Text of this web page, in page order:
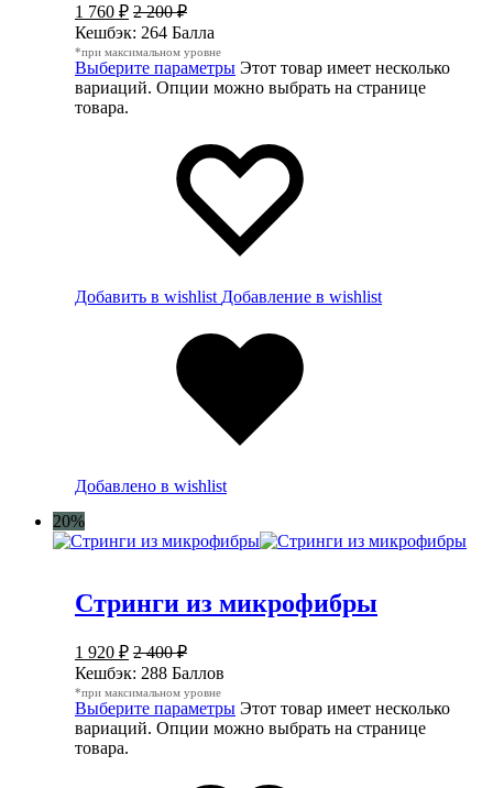
1 760 ₽ 2 200₽
Кешбэк: 264 Балла
*при максимальном уровне
Выберите параметры Этот товар имеет несколько
вариаций. Опции можно выбрать на странице
товара.
Добавить в wishlist Добавление в wishlist
Добавлено в wishlist
20%
Стринги из микрофибры
1 920 ₽ 2 400₽
Кешбэк: 288 Баллов
*при максимальном уровне
Выберите параметры Этот товар имеет несколько
вариаций. Опции можно выбрать на странице
товара.